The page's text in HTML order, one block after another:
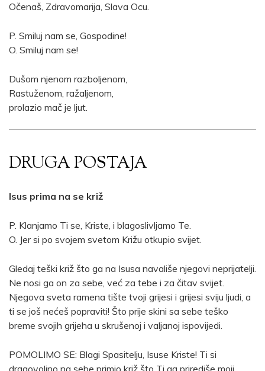
Očenaš, Zdravomarija, Slava Ocu.
P. Smiluj nam se, Gospodine!
O. Smiluj nam se!
Dušom njenom razboljenom,
Rastuženom, ražaljenom,
prolazio mač je ljut.
DRUGA POSTAJA
Isus prima na se križ
P. Klanjamo Ti se, Kriste, i blagoslivljamo Te.
O. Jer si po svojem svetom Križu otkupio svijet.
Gledaj teški križ što ga na Isusa navališe njegovi neprijatelji.
Ne nosi ga on za sebe, već za tebe i za čitav svijet.
Njegova sveta ramena tište tvoji grijesi i grijesi sviju ljudi, a
ti se još nećeš popraviti! Što prije skini sa sebe teško
breme svojih grijeha u skrušenoj i valjanoj ispovijedi.
POMOLIMO SE: Blagi Spasitelju, Isuse Kriste! Ti si
dragovoljno na sebe primio križ što Ti ga prirediše moji